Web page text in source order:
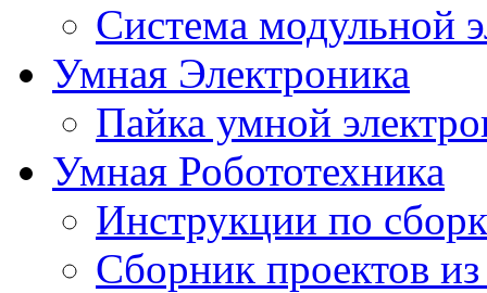
Система модульной
Умная Электроника
Пайка умной
Умная Робототехника
Инструкции по
Сборник проектов